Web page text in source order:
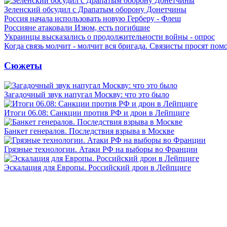
Зеленский обсудил с Драпатым оборону Донетчины
Россия начала использовать новую Герберу - Флеш
Россияне атаковали Изюм, есть погибшие
Украинцы высказались о продолжительности войны - опрос
Когда связь молчит - молчит вся бригада. Связисты просят
Сюжеты
Загадочный звук напугал Москву: что это было
Итоги 06.08: Санкции против РФ и дрон в Лейпциге
Банкет генералов. Последствия взрыва в Москве
Грязные технологии. Атаки РФ на выборы во Франции
Эскалация для Европы. Российский дрон в Лейпциге